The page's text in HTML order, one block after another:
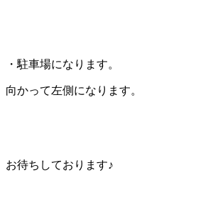
・駐車場になります。
向かって左側になります。
お待ちしております♪